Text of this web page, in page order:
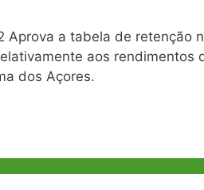
Aprova a tabela de retenção
aos rendimentos
dos Açores.